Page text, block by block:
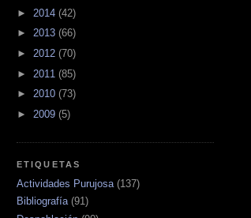
► 2014 (42)
► 2013 (66)
► 2012 (70)
► 2011 (85)
► 2010 (73)
► 2009 (5)
ETIQUETAS
Actividades Purujosa (137)
Bibliografía (91)